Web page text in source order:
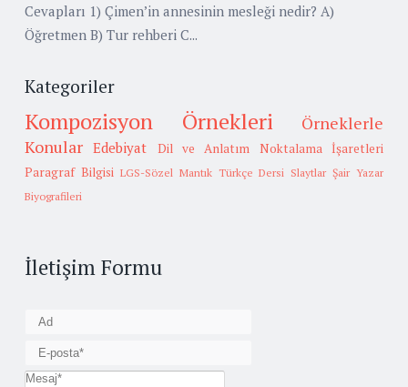
Cevapları 1) Çimen’in annesinin mesleği nedir? A)
Öğretmen B) Tur rehberi C...
Kategoriler
Kompozisyon Örnekleri
Örneklerle
Konular Edebiyat Dil ve Anlatım
Noktalama İşaretleri
Paragraf Bilgisi LGS-Sözel Mantık Türkçe Dersi Slaytlar Şair Yazar
Biyografileri
İletişim Formu